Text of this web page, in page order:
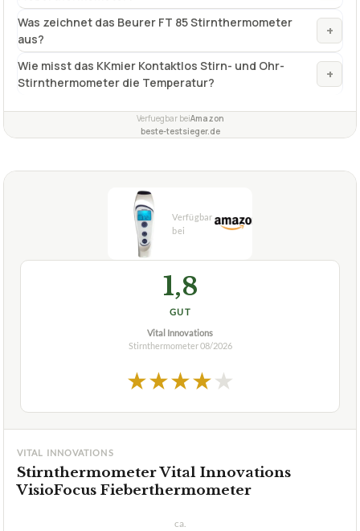
Was zeichnet das Beurer FT 85 Stirnthermometer
aus?
+
Wie misst das KKmier Kontaktlos Stirn- und Ohr-
Stirnthermometer die Temperatur?
+
Verfuegbar beiAmazon
beste-testsieger.de
1,8
GUT
Vital Innovations
Stirnthermometer08/2026
★★★★★
VITAL INNOVATIONS
Stirnthermometer Vital Innovations
VisioFocus Fieberthermometer
ca.